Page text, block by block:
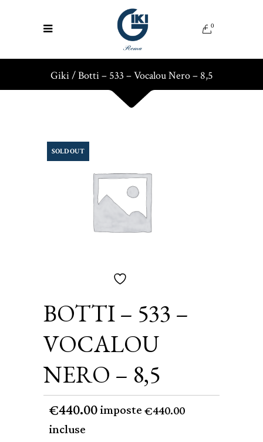
0
Giki/Botti – 533 – Vocalou Nero – 8,5
SOLD OUT
BOTTI – 533 –
VOCALOU
NERO – 8,5
€440.00imposte€440.00
incluse